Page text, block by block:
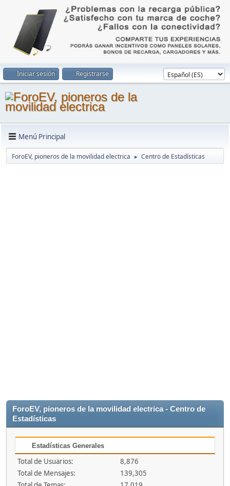
Iniciar sesión Registrarse
Menú Principal
ForoEV, pioneros de la movilidad electrica ► Centro de Estadísticas
ForoEV, pioneros de la movilidad electrica - Centro de
Estadísticas
Estadísticas Generales
Total de Usuarios:
8,876
Total de Mensajes:
139,305